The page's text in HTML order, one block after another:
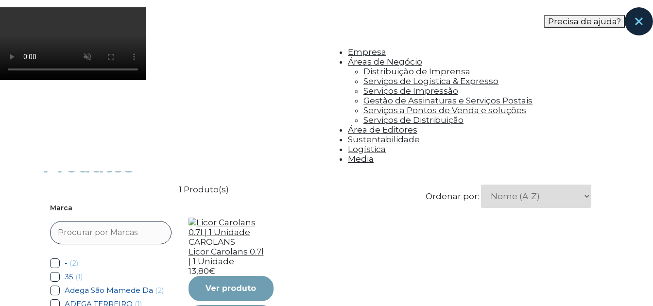
Os cookies de marketing são usados para entregar aos visitantes anúncios personalizados com base nas páginas que eles visitaram antes e analisar a
Precisa de ajuda?
Empresa
Áreas de Negócio
Distribuição de Imprensa
Serviços de Logística & Expresso
Serviços de Impressão
Gestão de Assinaturas e Serviços Postais
Serviços a Pontos de Venda e soluções
Serviços de Distribuição
Área de Editores
Sustentabilidade
Logística
Media
Produtos
Marca
- (2)
35 (1)
Adega São Mamede Da (2)
ADEGA TERREIRO (1)
1 Produto(s)
Ordenar por:
CAROLANS
Licor Carolans 0.7l
| 1 Unidade
13,80€
Ver produto